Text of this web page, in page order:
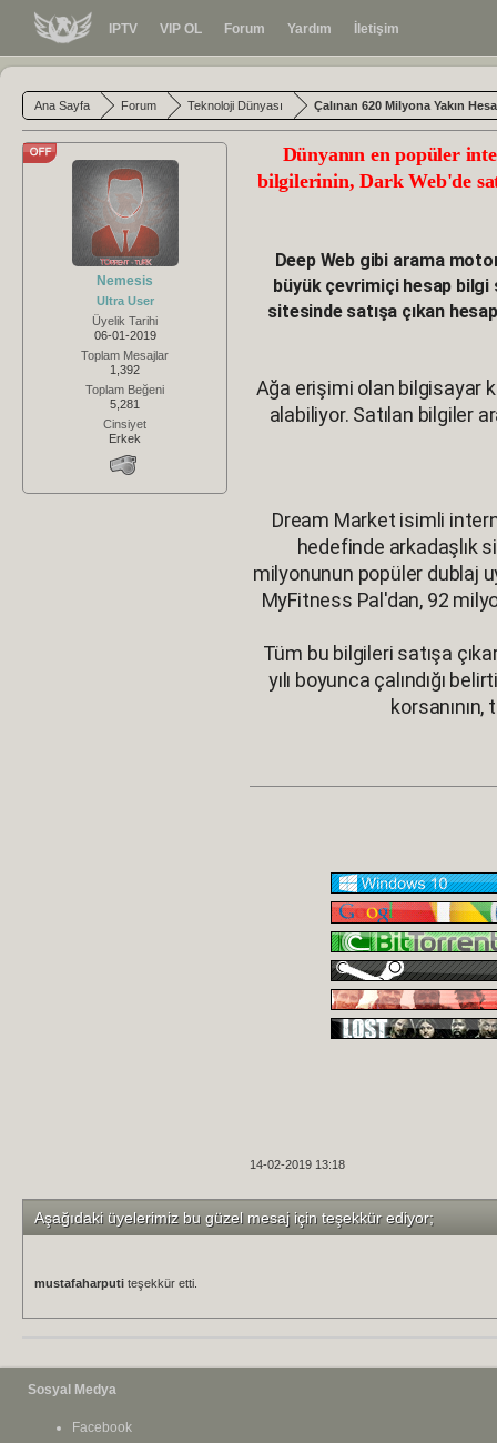
IPTV VIP OL Forum Yardım İletişim
Ana Sayfa Forum Teknoloji Dünyası Çalınan 620 Milyona Yakın
Nemesis
Ultra User
Üyelik Tarihi
06-01-2019
Toplam Mesajlar
1,392
Toplam Beğeni
5,281
Cinsiyet
Erkek
Dünyanın en popüler
bilgilerinin, Dark Web'de
Deep Web gibi arama
büyük çevrimiçi hesap bilgi
sitesinde satışa çıkan
Ağa erişimi olan bilgisayar
alabiliyor. Satılan bilgiler
Dream Market isimli
hedefinde arkadaşlık
milyonunun popüler dublaj
MyFitness Pal'dan, 92
Tüm bu bilgileri satışa
yılı boyunca çalındığı
14-02-2019 13:18
Aşağıdaki üyelerimiz bu güzel mesaj için teşekkür ediyor;
mustafaharputi teşekkür etti.
Sosyal Medya
Facebook